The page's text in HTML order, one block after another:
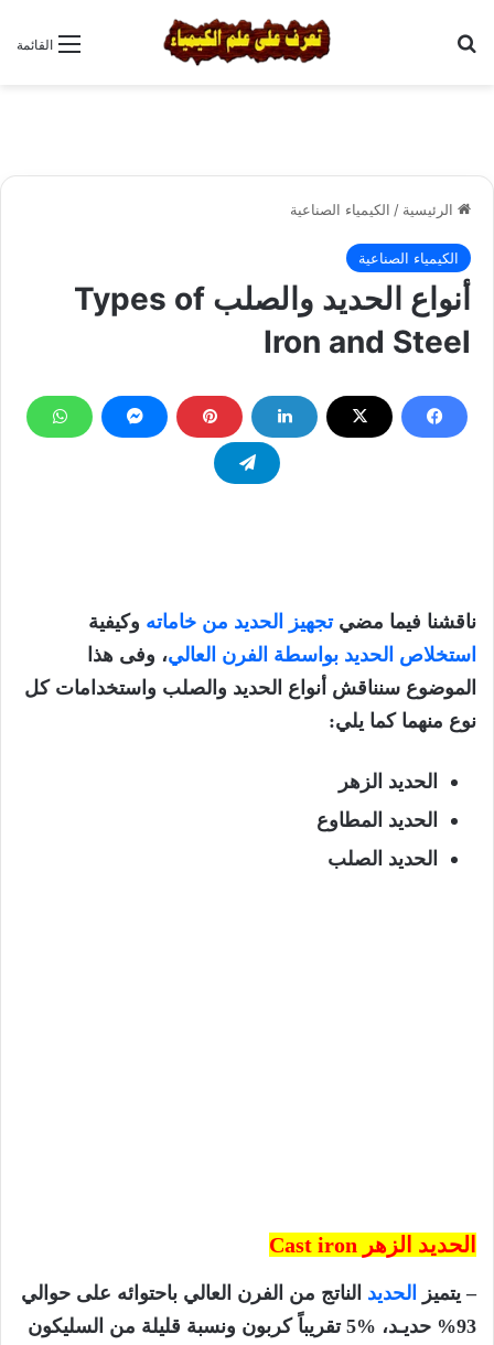
القائمة
الرئيسية / الكيمياء الصناعية
الكيمياء الصناعية
أنواع الحديد والصلب Types of
Iron and Steel
ناقشنا فيما مضيتجهيز الحديد من خاماته وكيفية
استخلاص الحديد بواسطة الفرن العالي، وفى هذا
الموضوع سنناقش أنواع الحديد والصلب واستخدامات كل
نوع منهما كما يلي:
الحديد الزهر
الحديد المطاوع
الحديد الصلب
الحديد الزهر Cast iron
– يتميز الحديد الناتج من الفرن العالي باحتوائه على حوالي
93% حديـد، %5 تقريباً كربون ونسبة قليلة من السليكون